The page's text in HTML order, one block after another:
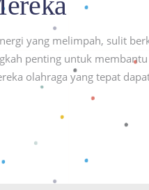
yang melimpah, sulit
penting untuk
olahraga yang tepat